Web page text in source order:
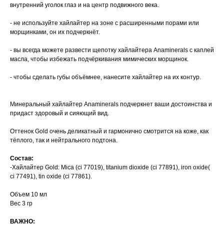
внутренний уголок глаз и на центр подвижного века.
- не используйте хайлайтер на зоне с расширенными порами или
морщинками, он их подчеркнёт.
- вы всегда можете развести щепотку хайлайтера Anaminerals с каплей
масла, чтобы избежать подчёркивания мимических морщинок.
- чтобы сделать губы объёмнее, нанесите хайлайтер на их контур.
Минеральный хайлайтер Anaminerals подчеркнет ваши достоинства и
придаст здоровый и сияющий вид.
Оттенок Gold очень деликатный и гармонично смотрится на коже, как
тёплого, так и нейтрального подтона.
Состав:
-Хайлайтер Gold: Mica (ci 77019), titanium dioxide (ci 77891), iron oxide(
ci 77491), tin oxide (ci 77861).
Объем 10 мл
Вес 3 гр
ВАЖНО: